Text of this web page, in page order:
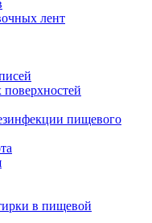
лент
поверхностей
пищевого
в пищевой